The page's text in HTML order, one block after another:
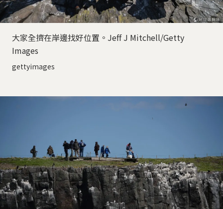
大家全擠在岸邊找好位置。Jeff J Mitchell/Getty
Images
gettyimages